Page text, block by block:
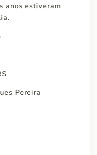
anos estiveram
Pereira